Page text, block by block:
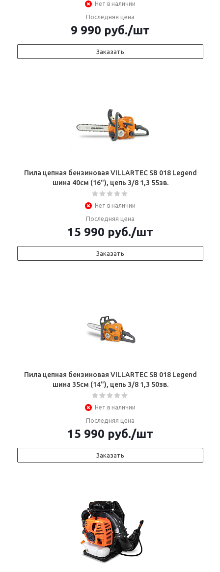
Нет в наличии
Последняя цена
9 990 руб./шт
Заказать
Пила цепная бензиновая VILLARTEC SB 018 Legend
шина 40см (16"), цепь 3/8 1,3 55зв.
Нет в наличии
Последняя цена
15 990 руб./шт
Заказать
Пила цепная бензиновая VILLARTEC SB 018 Legend
шина 35см (14"), цепь 3/8 1,3 50зв.
Нет в наличии
Последняя цена
15 990 руб./шт
Заказать